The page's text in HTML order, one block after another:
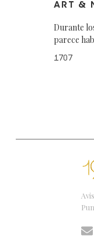
ART &
Durante
parece
1707